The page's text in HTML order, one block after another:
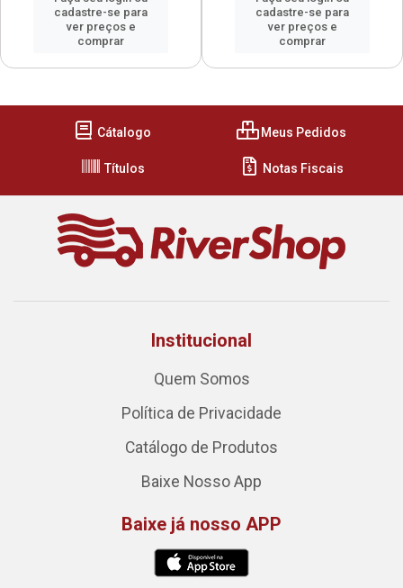
cadastre-se para
ver preços e
comprar
cadastre-se para
ver preços e
comprar
Cátalogo Meus Pedidos
Títulos Notas Fiscais
Institucional
Quem Somos
Política de Privacidade
Catálogo de Produtos
Baixe Nosso App
Baixe já nosso APP